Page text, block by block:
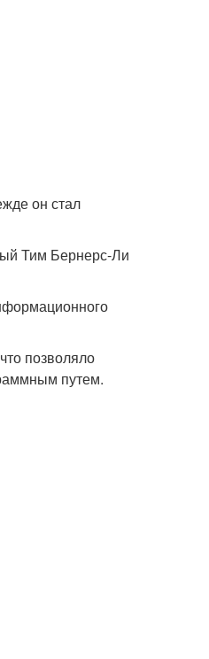
он стал
Тим Бернерс-Ли
позволяло
путем.